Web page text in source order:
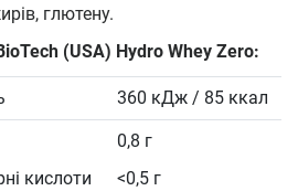
глютену.
(USA) Hydro Whey Zero:
360 кДж / 85 ккал
кислоти
0,8 г
<0,5 г